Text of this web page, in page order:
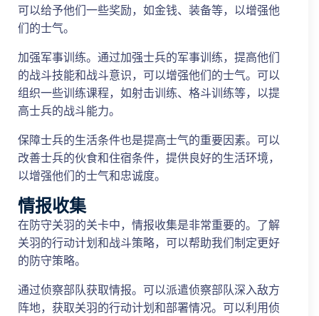
可以给予他们一些奖励，如金钱、装备等，以增强他
们的士气。
加强军事训练。通过加强士兵的军事训练，提高他们
的战斗技能和战斗意识，可以增强他们的士气。可以
组织一些训练课程，如射击训练、格斗训练等，以提
高士兵的战斗能力。
保障士兵的生活条件也是提高士气的重要因素。可以
改善士兵的伙食和住宿条件，提供良好的生活环境，
以增强他们的士气和忠诚度。
情报收集
在防守关羽的关卡中，情报收集是非常重要的。了解
关羽的行动计划和战斗策略，可以帮助我们制定更好
的防守策略。
通过侦察部队获取情报。可以派遣侦察部队深入敌方
阵地，获取关羽的行动计划和部署情况。可以利用侦